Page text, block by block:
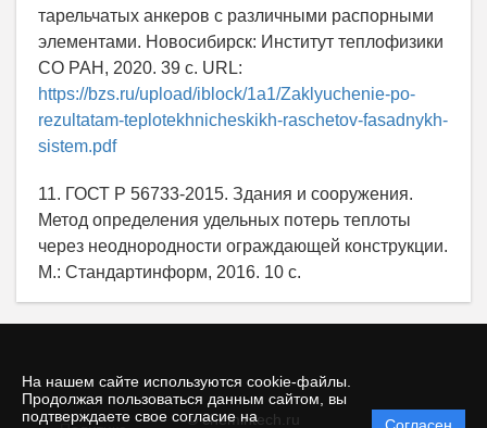
На нашем сайте используются cookie-файлы.
Продолжая пользоваться данным сайтом, вы
подтверждаете свое согласие на
тарельчатых анкеров с различными распорными
элементами. Новосибирск: Институт теплофизики
СО РАН, 2020. 39 с. URL:
https://bzs.ru/upload/iblock/1a1/Zaklyuchenie-po-
rezultatam-teplotekhnicheskikh-raschetov-fasadnykh-
sistem.pdf
11. ГОСТ Р 56733-2015. Здания и сооружения.
Метод определения удельных потерь теплоты
через неоднородности ограждающей конструкции.
М.: Стандартинформ, 2016. 10 с.
© chemintech.ru